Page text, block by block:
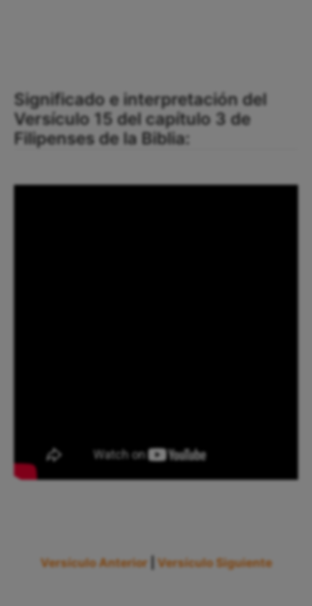
Significado e interpretación del
Versículo 15 del capítulo 3 de
Filipenses de la Biblia:
Versículo Anterior Versículo Siguiente